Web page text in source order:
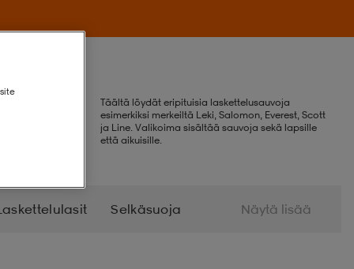
Täältä löydät eripituisia laskettelusauvoja
esimerkiksi merkeiltä Leki, Salomon, Everest, Scott
ja Line. Valikoima sisältää sauvoja sekä lapsille
että aikuisille.
Selkäsuoja Näytä lisää